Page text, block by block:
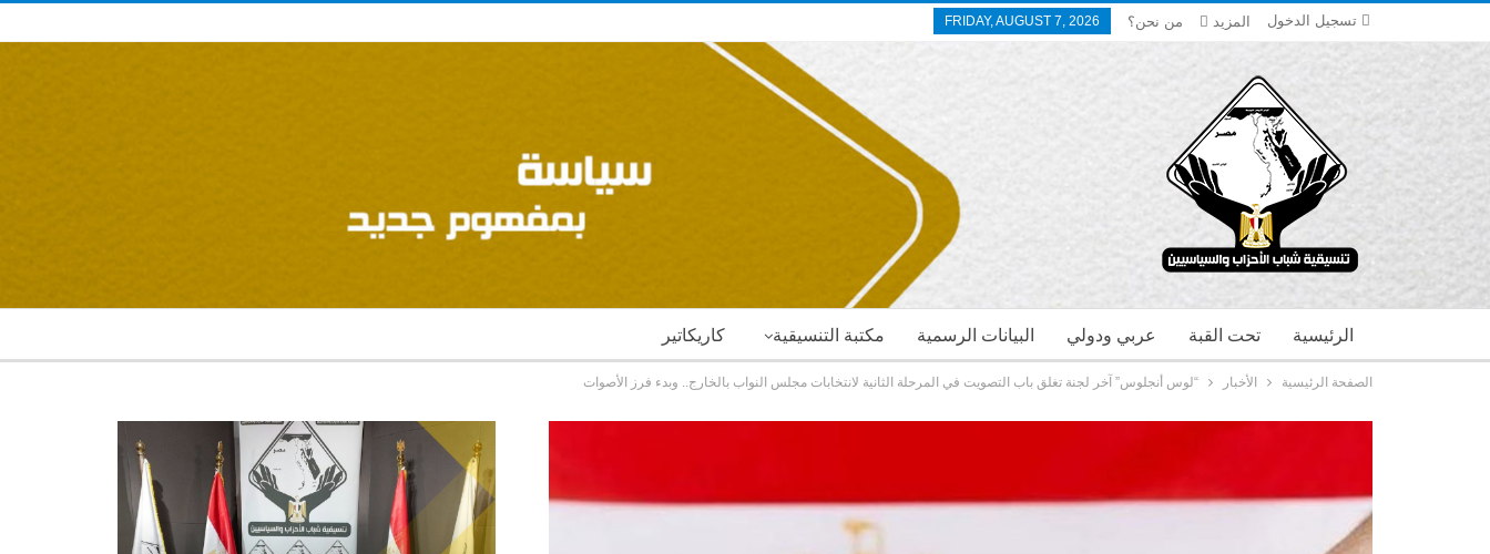
تسجيل الدخول FRIDAY, AUGUST 7, 2026 من نحن؟ المزيد
كاريكاتير مكتبة التنسيقية البيانات الرسمية عربي ودولي تحت القبة الرئيسية
الصفحة الرئيسية الأخبار “لوس أنجلوس” آخر لجنة تغلق باب التصويت في المرحلة الثانية لانتخابات مجلس النواب بالخارج.. وبدء فرز الأصوات